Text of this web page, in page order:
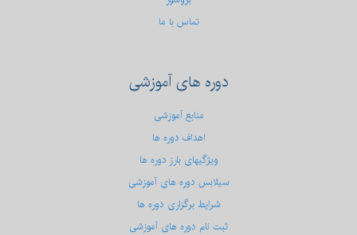
تماس با ما
دورههای آموزشی
منابع آموزشی
اهداف دوره ها
ویژگیهای بارز دوره ها
سیلابس دوره های آموزشی
شرایط برگزاری دوره ها
ثبت نام دوره های آموزشی